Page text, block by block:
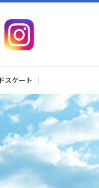
スケート